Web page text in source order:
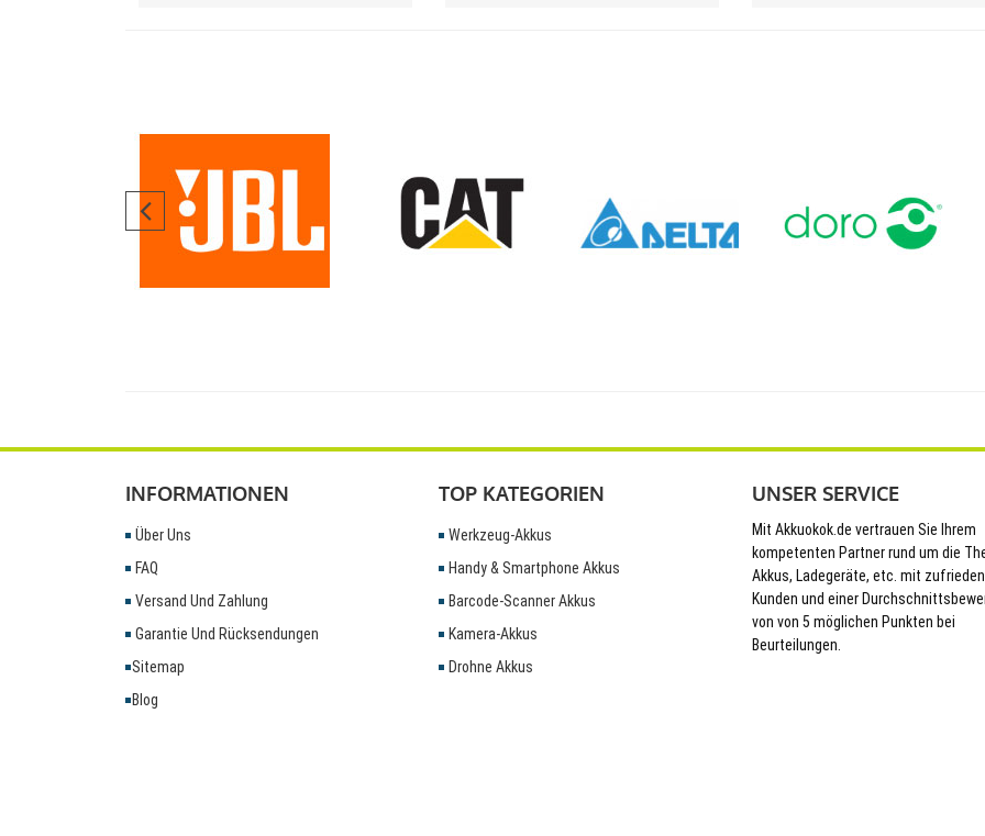
INFORMATIONEN
Über Uns
FAQ
Versand Und Zahlung
Garantie Und Rücksendungen
Sitemap
Blog
TOP KATEGORIEN
Werkzeug-Akkus
Handy & Smartphone Akkus
Barcode-Scanner Akkus
Kamera-Akkus
Drohne Akkus
UNSER SERVICE
Mit Akkuokok.de vertrauen Sie Ihrem
kompetenten Partner rund um die
Akkus, Ladegeräte, etc. mit
Kunden und einer
von von 5 möglichen Punkten bei
Beurteilungen.